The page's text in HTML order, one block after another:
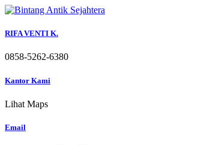
Skip
content
RIFA VENTI K.
0858-5262-6380
Kantor Kami
Lihat Maps
Email